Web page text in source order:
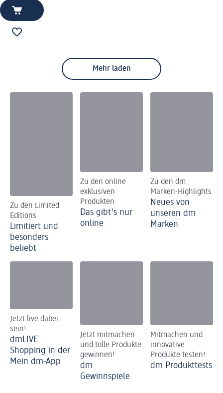
Mehr laden
Zu den Limited
Editions
Limitiert und
besonders
beliebt
Zu den online
exklusiven
Produkten
Das gibt's nur
online
Zu den dm
Marken-Highlights
Neues von
unseren dm
Marken
Jetzt live dabei
sein!
dmLIVE
Shopping in der
Mein dm-App
Jetzt mitmachen
und tolle Produkte
gewinnen!
dm
Gewinnspiele
Mitmachen und
innovative
Produkte testen!
dm Produkttests